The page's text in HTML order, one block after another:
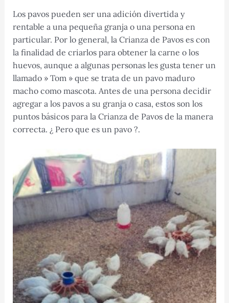
Los pavos pueden ser una adición divertida y
rentable a una pequeña granja o una persona en
particular. Por lo general, la Crianza de Pavos es con
la finalidad de criarlos para obtener la carne o los
huevos, aunque a algunas personas les gusta tener un
llamado » Tom » que se trata de un pavo maduro
macho como mascota. Antes de una persona decidir
agregar a los pavos a su granja o casa, estos son los
puntos básicos para la Crianza de Pavos de la manera
correcta. ¿ Pero que es un pavo ?.